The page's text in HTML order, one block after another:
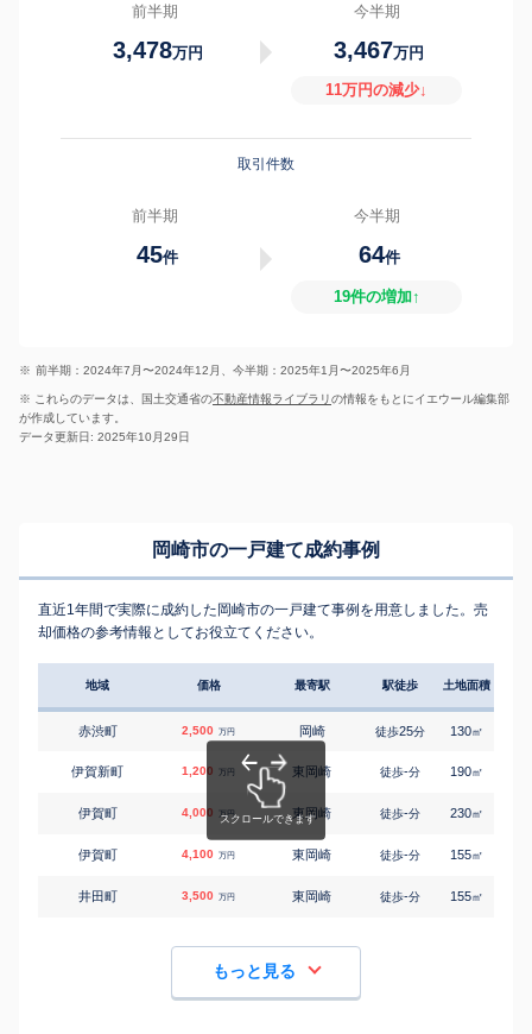
前半期
3,478万円
今半期
3,467万円
11万円の減少↓
取引件数
前半期
45件
今半期
64件
19件の増加↑
※ 前半期：2024年7月〜2024年12月、今半期：2025年1月〜2025年6月
※ これらのデータは、国土交通省の不動産情報ライブラリの情報をもとにイエウール編集部
が作成しています。
データ更新日: 2025年10月29日
岡崎市の一戸建て成約事例
直近1年間で実際に成約した岡崎市の一戸建て事例を用意しました。売
却価格の参考情報としてお役立てください。
地域 価格 最寄駅 駅徒歩 土地面積
赤渋町 2,500 万円 岡崎 徒歩25分 130㎡
伊賀新町 1,200 万円 東岡崎 徒歩-分 190㎡
伊賀町 4,000 万円 東岡崎 徒歩-分 230㎡
伊賀町 4,100 万円 東岡崎 徒歩-分 155㎡
井田町 3,500 万円 東岡崎 徒歩-分 155㎡
もっと見る